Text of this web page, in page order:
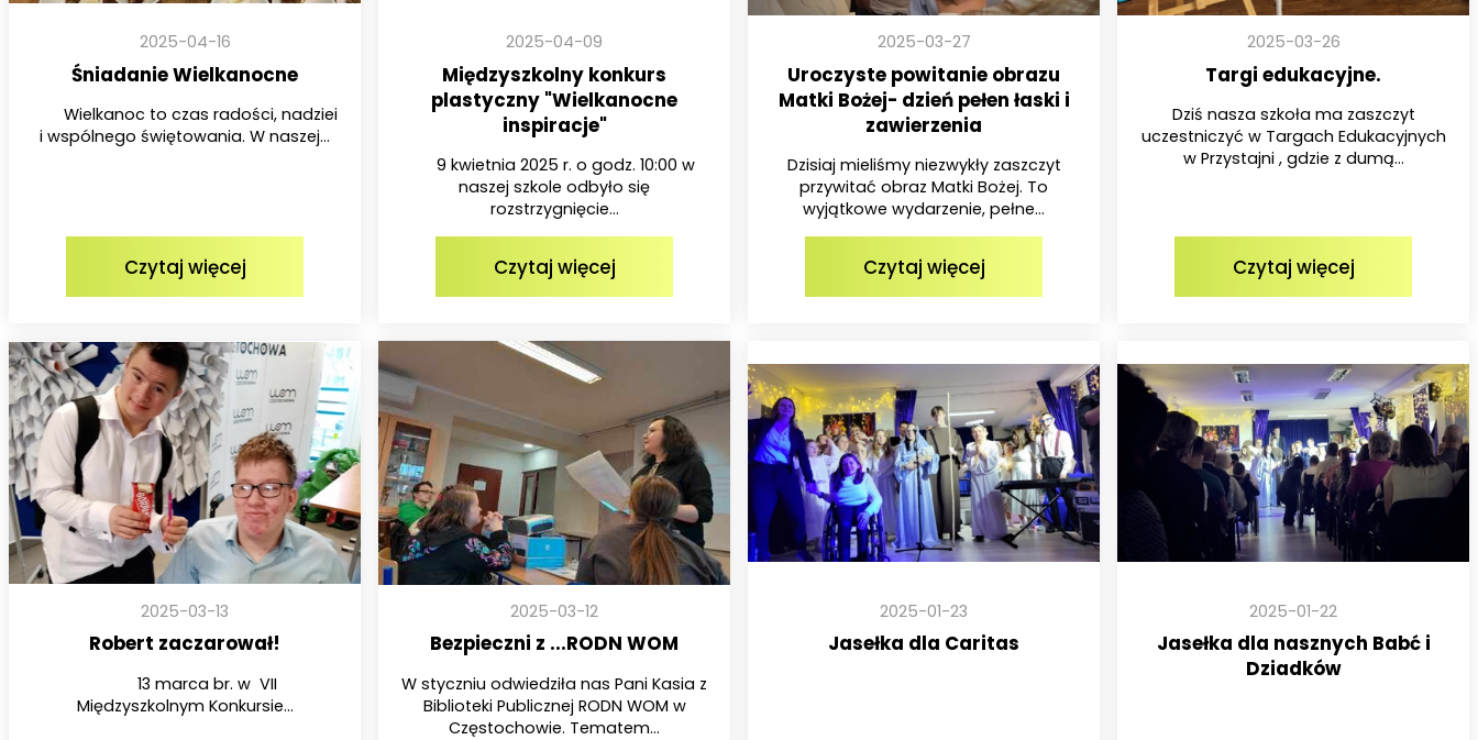
2025-04-16
Śniadanie Wielkanocne
Wielkanoc to czas radości, nadziei
i wspólnego świętowania. W naszej...
Czytaj więcej
2025-04-09
Międzyszkolny konkurs
plastyczny "Wielkanocne
inspiracje"
9 kwietnia 2025 r. o godz. 10:00 w
naszej szkole odbyło się
rozstrzygnięcie...
Czytaj więcej
2025-03-27
Uroczyste powitanie obrazu
Matki Bożej- dzień pełen łaski i
zawierzenia
Dzisiaj mieliśmy niezwykły zaszczyt
przywitać obraz Matki Bożej. To
wyjątkowe wydarzenie, pełne...
Czytaj więcej
2025-03-26
Targi edukacyjne.
Dziś nasza szkoła ma zaszczyt
uczestniczyć w Targach Edukacyjnych
w Przystajni , gdzie z dumą...
Czytaj więcej
2025-03-13
Robert zaczarował!
13 marca br. w VII
Międzyszkolnym Konkursie...
2025-03-12
Bezpieczni z ...RODN WOM
W styczniu odwiedziła nas Pani Kasia z
Biblioteki Publicznej RODN WOM w
Częstochowie. Tematem...
2025-01-23
Jasełka dla Caritas
2025-01-22
Jasełka dla nasznych Babć i
Dziadków